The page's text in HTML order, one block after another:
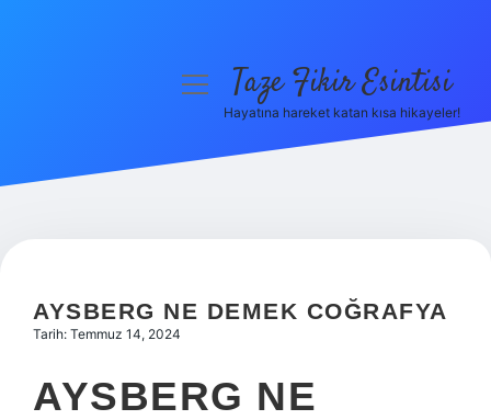
Hakkımızda
menüyüTaze Fikir Esintisi
Hayatına hareket katan kısa hikayeler!
AYSBERG NE DEMEK COĞRAFYA
Tarih: Temmuz 14, 2024
AYSBERG NE